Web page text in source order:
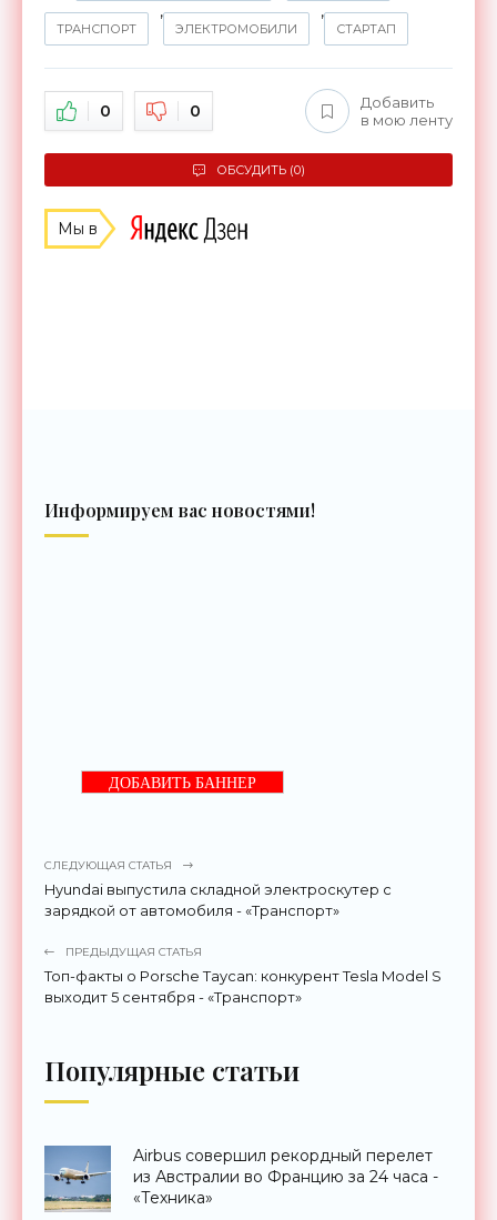
ТРАНСПОРТ
,
ЭЛЕКТРОМОБИЛИ
,
СТАРТАП
0 0
Добавить
в мою ленту
ОБСУДИТЬ (0)
Мы в
Информируем вас новостями!
ДОБАВИТЬ БАННЕР
СЛЕДУЮЩАЯ СТАТЬЯ
Hyundai выпустила складной электроскутер с
зарядкой от автомобиля - «Транспорт»
ПРЕДЫДУЩАЯ СТАТЬЯ
Топ-факты о Porsche Taycan: конкурент Tesla Model S
выходит 5 сентября - «Транспорт»
Популярные статьи
Airbus совершил рекордный перелет
из Австралии во Францию за 24 часа -
«Техника»